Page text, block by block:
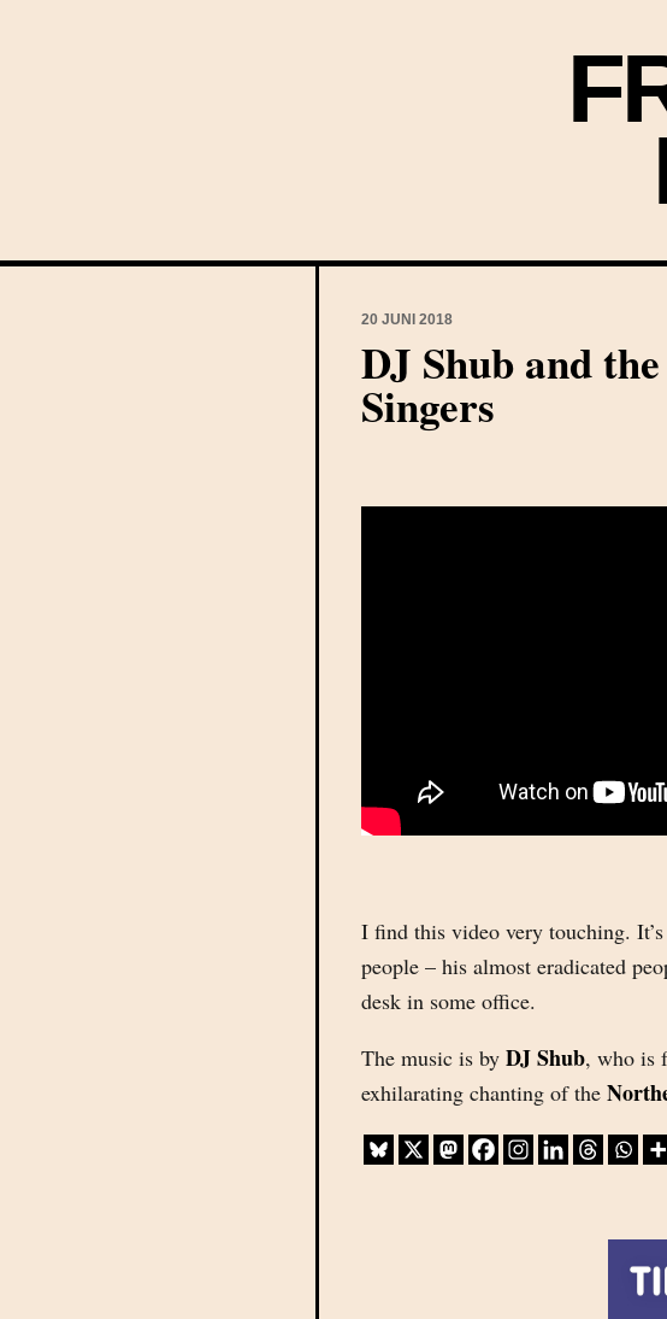
20 JUNI 2018
DJ Shub and
Singers
I find this video very touching.
people – his almost eradicated
desk in some office.
The music is by DJ Shub, who is
exhilarating chanting of the